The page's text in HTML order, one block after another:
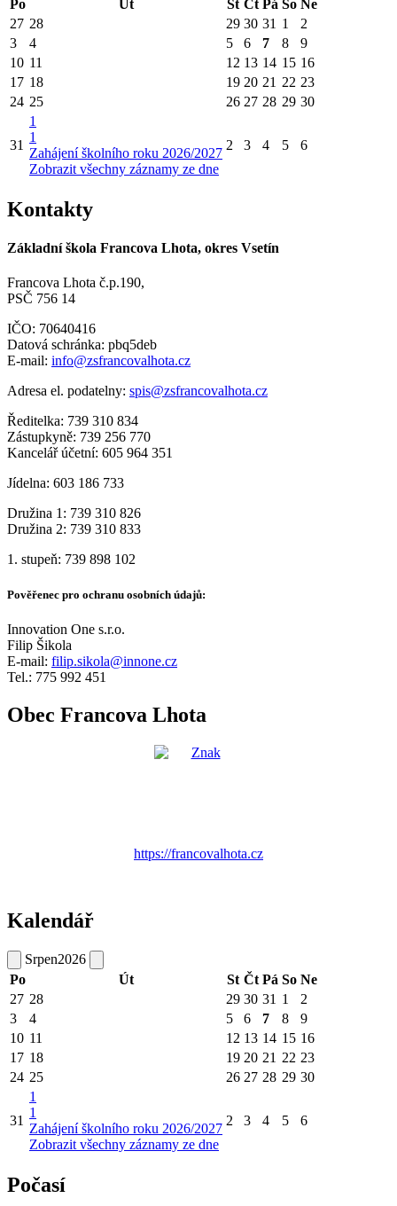
Po
Út St Čt Pá So Ne
27 28 29 30 31 1
2
3
4 5 6 7 8
9
10 11 12 13 14 15 16
17 18 19 20 21 22 23
24 25 26 27 28 29 30
31
1
1
Zahájení školního roku 2026/2027
Zobrazit všechny záznamy ze dne
2 3 4 5 6
Kontakty
Základní škola Francova Lhota, okres Vsetín
Francova Lhota č.p.190,
PSČ 756 14
IČO: 70640416
Datová schránka: pbq5deb
E-mail: info@zsfrancovalhota.cz
Adresa el. podatelny: spis@zsfrancovalhota.cz
Ředitelka: 739 310 834
Zástupkyně: 739 256 770
Kancelář účetní: 605 964 351
Jídelna: 603 186 733
Družina 1: 739 310 826
Družina 2: 739 310 833
1. stupeň: 739 898 102
Pověřenec pro ochranu osobních údajů:
Innovation One s.r.o.
Filip Šikola
E-mail: filip.sikola@innone.cz
Tel.: 775 992 451
Obec Francova Lhota
https://francovalhota.cz
Kalendář
Srpen2026
Po
Út St Čt Pá So Ne
27 28 29 30 31 1
2
3
4 5 6 7 8
9
10 11 12 13 14 15 16
17 18 19 20 21 22 23
24 25 26 27 28 29 30
31
1
1
Zahájení školního roku 2026/2027
Zobrazit všechny záznamy ze dne
2 3 4 5 6
Počasí